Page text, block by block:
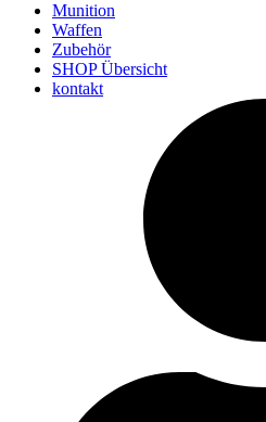
Munition
Waffen
Zubehör
SHOP Übersicht
kontakt